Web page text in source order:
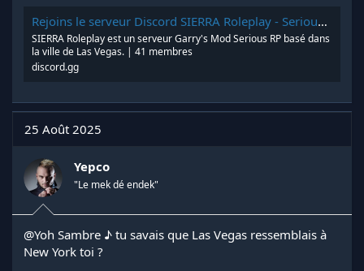
Rejoins le serveur Discord SIERRA Roleplay - Serious RP *Officiel* !
SIERRA Roleplay est un serveur Garry's Mod Serious RP basé dans
la ville de Las Vegas. | 41 membres
discord.gg
25 Août 2025
Yepco
"Le mek dé endek"
@Yoh Sambre ♪ tu savais que Las Vegas ressemblais à
New York toi ?